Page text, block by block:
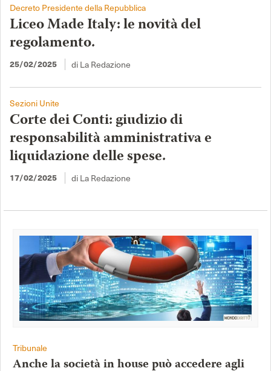
Decreto Presidente della Repubblica
Liceo Made Italy: le novità del
regolamento.
25/02/2025 di La Redazione
Sezioni Unite
Corte dei Conti: giudizio di
responsabilità amministrativa e
liquidazione delle spese.
17/02/2025 di La Redazione
Tribunale
Anche la società in house può accedere agli